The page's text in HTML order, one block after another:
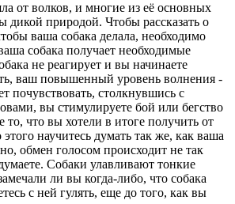
от волков, и многие из её основных
дикой природой. Чтобы рассказать о
ваша собака делала, необходимо
собака получает необходимые
не реагирует и вы начинаете
ваш повышенный уровень волнения -
почувствовать, столкнувшись с
вы стимулируете бой или бегство
то, что вы хотели в итоге получить от
научитесь думать так же, как ваша
обмен голосом происходит не так
Собаки улавливают тонкие
ли вы когда-либо, что собака
с ней гулять, еще до того, как вы